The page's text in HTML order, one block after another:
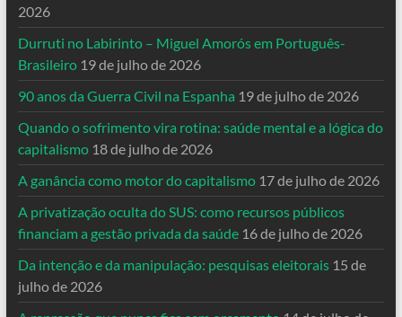
2026
Durruti no Labirinto – Miguel Amorós em Português-
Brasileiro 19 de julho de 2026
90 anos da Guerra Civil na Espanha 19 de julho de 2026
Quando o sofrimento vira rotina: saúde mental e a lógica do
capitalismo 18 de julho de 2026
A ganância como motor do capitalismo 17 de julho de 2026
A privatização oculta do SUS: como recursos públicos
financiam a gestão privada da saúde 16 de julho de 2026
Da intenção e da manipulação: pesquisas eleitorais 15 de
julho de 2026